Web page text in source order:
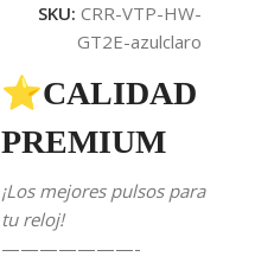
SKU: CRR-VTP-HW-
GT2E-azulclaro
⭐CALIDAD
PREMIUM
¡Los mejores pulsos para
tu reloj!
———————-